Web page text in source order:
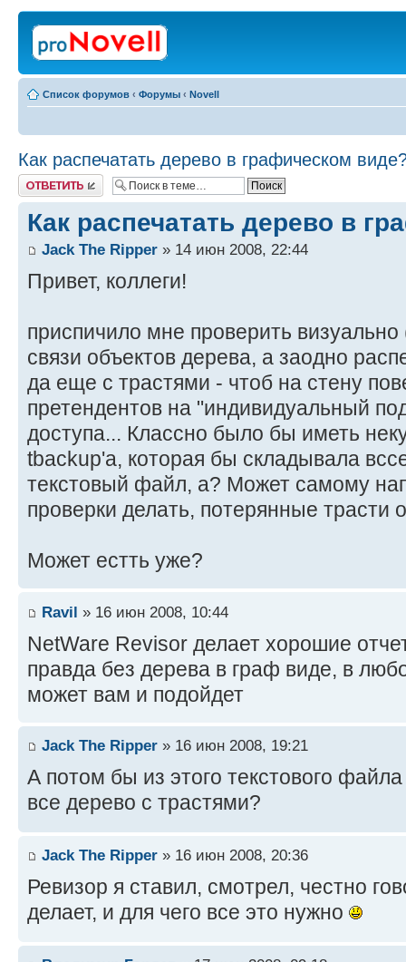
Список форумов ‹ Форумы ‹ Novell
Как распечатать дерево в графическом
Ответить
Как распечатать дерево в
Jack The Ripper » 14 июн 2008, 22:44
Привет, коллеги!
приспичило мне проверить визуально
связи объектов дерева, а заодно
да еще с трастями - чтоб на стену
претендентов на "индивидуальный
доступа... Классно было бы иметь
tbackup'a, которая бы складывала
текстовый файл, а? Может самому
проверки делать, потерянные трасти
Может естть уже?
Ravil » 16 июн 2008, 10:44
NetWare Revisor делает хорошие
правда без дерева в граф виде, в
может вам и подойдет
Jack The Ripper » 16 июн 2008, 19:21
А потом бы из этого текстового
все дерево с трастями?
Jack The Ripper » 16 июн 2008, 20:36
Ревизор я ставил, смотрел, честно
делает, и для чего все это нужно